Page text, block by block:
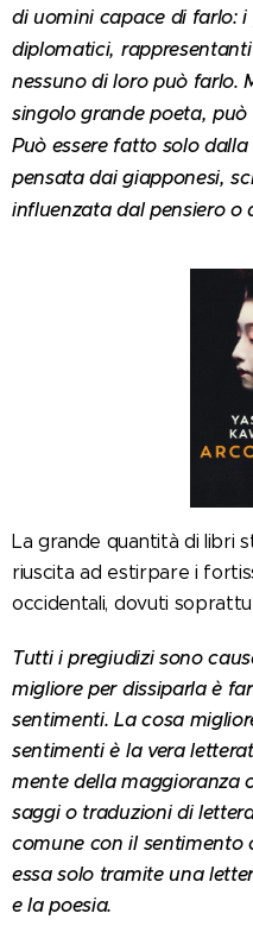
di uomini capace di farlo:
diplomatici,
nessuno di loro può farlo.
singolo grande poeta,
Può essere fatto solo
pensata dai giapponesi,
influenzata dal pensiero o
La grande quantità di libri
riuscita ad estirpare i
occidentali, dovuti
Tutti i pregiudizi sono
migliore per dissiparla è
sentimenti. La cosa
sentimenti è la vera
mente della maggioranza
saggi o traduzioni di
comune con il sentimento
essa solo tramite una
e la poesia.